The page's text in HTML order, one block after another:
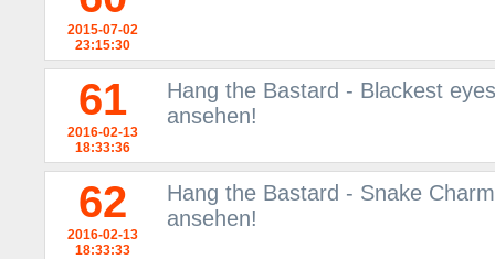
2015-07-02
23:15:30
61
2016-02-13
18:33:36
Hang the Bastard - Blackest
ansehen!
62
2016-02-13
18:33:33
Hang the Bastard - Snake
ansehen!